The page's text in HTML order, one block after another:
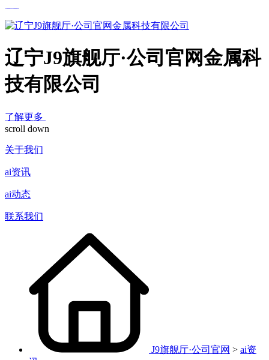
辽宁J9旗舰厅·公司官网金属科
技有限公司
了解更多
scroll down
关于我们
ai资讯
ai动态
联系我们
J9旗舰厅·公司官网 > ai资